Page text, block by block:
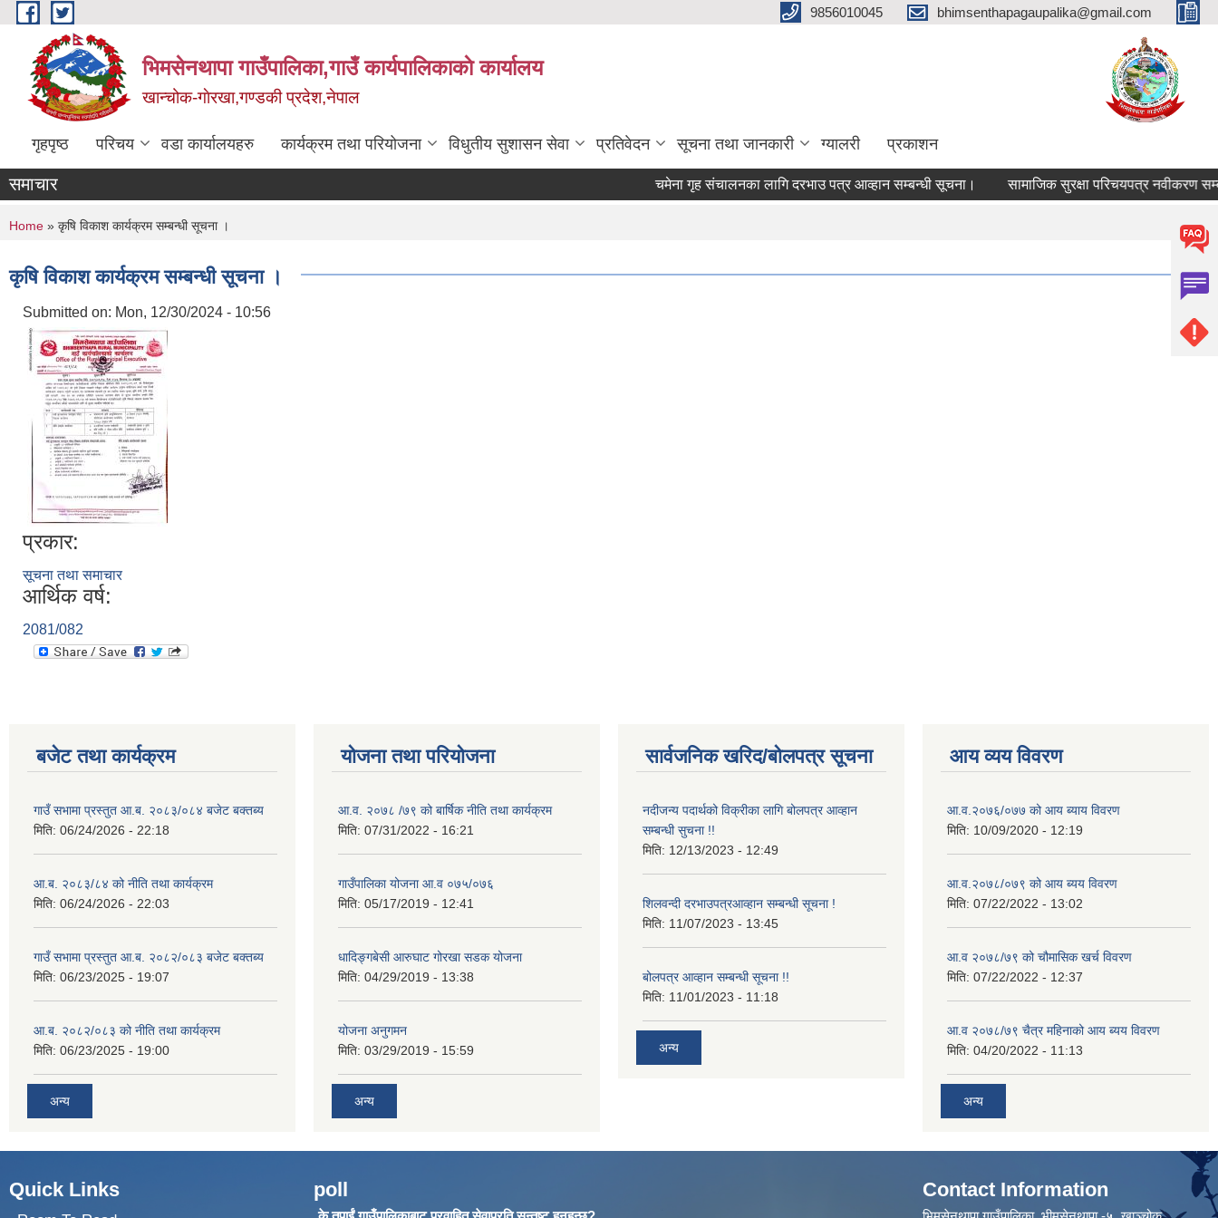
Skip to main content 9856010045 bhimsenthapagaupalika@gmail.com
भिमसेनथापा गाउँपालिका,गाउँ कार्यपालिकाकाे कार्यालय
खान्चोक-गाेरखा,गण्डकी प्रदेश,नेपाल
गृहपृष्ठ परिचय वडा कार्यालयहरु कार्यक्रम तथा परियोजना विधुतीय सुशासन सेवा प्रतिवेदन सूचना तथा जानकारी ग्यालरी प्रकाशन
समाचार चमेना गृह संचालनका लागि दरभाउ पत्र आव्हान सम्बन्धी सूचना। सामाजिक सुरक्षा परिचयपत्र नवीकरण
You are here
Home » कृषि विकाश कार्यक्रम सम्बन्धी सूचना ।
कृषि विकाश कार्यक्रम सम्बन्धी सूचना ।
Submitted on: Mon, 12/30/2024 - 10:56
प्रकार:
सूचना तथा समाचार
आर्थिक वर्ष:
2081/082
बजेट तथा कार्यक्रम
गाउँ सभामा प्रस्तुत आ.ब. २०८३/०८४ बजेट बक्तब्य
मिति: 06/24/2026 - 22:18
आ.ब. २०८३/८४ को नीति तथा कार्यक्रम
मिति: 06/24/2026 - 22:03
गाउँ सभामा प्रस्तुत आ.ब. २०८२/०८३ बजेट बक्तब्य
मिति: 06/23/2025 - 19:07
आ.ब. २०८२/०८३ को नीति तथा कार्यक्रम
मिति: 06/23/2025 - 19:00
अन्य
योजना तथा परियोजना
आ.व. २०७८ /७९ को बार्षिक नीति तथा कार्यक्रम
मिति: 07/31/2022 - 16:21
गाउँपालिका योजना आ.व ०७५/०७६
मिति: 05/17/2019 - 12:41
धादिङ्गबेसी आरुघाट गोरखा सडक योजना
मिति: 04/29/2019 - 13:38
योजना अनुगमन
मिति: 03/29/2019 - 15:59
अन्य
सार्वजनिक खरिद/बोलपत्र सूचना
नदीजन्य पदार्थको विक्रीका लागि बोलपत्र आव्हान
सम्बन्धी सुचना !!
मिति: 12/13/2023 - 12:49
शिलवन्दी दरभाउपत्रआव्हान सम्बन्धी सूचना !
मिति: 11/07/2023 - 13:45
बोलपत्र आव्हान सम्बन्धी सूचना !!
मिति: 11/01/2023 - 11:18
अन्य
आय व्यय विवरण
आ.व.२०७६/०७७ को आय ब्याय विवरण
मिति: 10/09/2020 - 12:19
आ.व.२०७८/०७९ को आय ब्यय विवरण
मिति: 07/22/2022 - 13:02
आ.व २०७८/७९ को चौमासिक खर्च विवरण
मिति: 07/22/2022 - 12:37
आ.व २०७८/७९ चैत्र महिनाको आय ब्यय विवरण
मिति: 04/20/2022 - 11:13
अन्य
Quick Links poll Contact Information